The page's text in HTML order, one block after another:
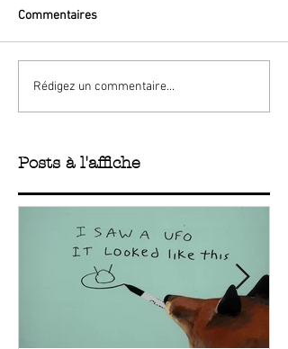
Commentaires
Rédigez un commentaire...
Posts à l'affiche